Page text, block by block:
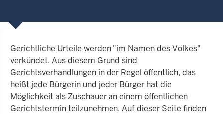
Gerichtliche Urteile werden "im Namen des Volkes"
verkündet. Aus diesem Grund sind
Gerichtsverhandlungen in der Regel öffentlich, das
heißt jede Bürgerin und jeder Bürger hat die
Möglichkeit als Zuschauer an einem öffentlichen
Gerichtstermin teilzunehmen. Auf dieser Seite finden